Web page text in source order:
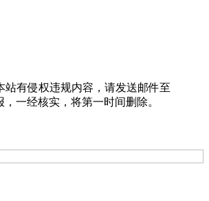
站有侵权违规内容，请发送邮件至
，一经核实，将第一时间删除。